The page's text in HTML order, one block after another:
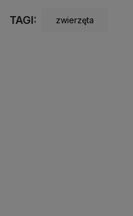
TAGI: zwierzęta